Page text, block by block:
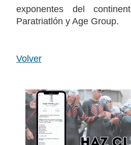
exponentes del
Paratriatlón y Age Group.
Volver